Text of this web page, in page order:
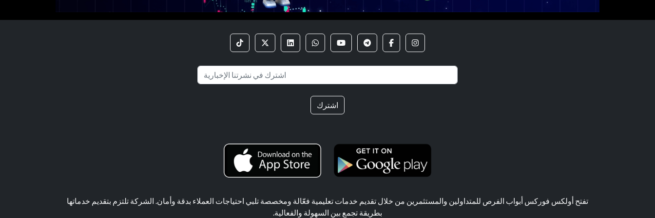
اشترك
تفتح أولكس فوركس أبواب الفرص للمتداولين والمستثمرين من خلال تقديم خدمات تعليمية فعّالة ومخصصة تلبي احتياجات العملاء بدقة وأمان. الشركة تلتزم بتقديم خدماتها
بطريقة تجمع بين السهولة والفعالية.